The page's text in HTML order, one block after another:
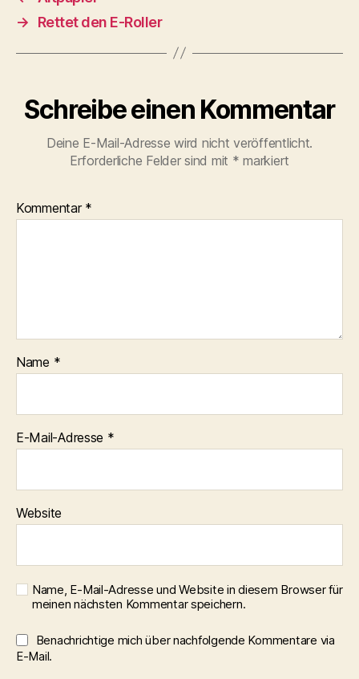
→
Rettet den E-Roller
Schreibe einen Kommentar
Deine E-Mail-Adresse wird nicht veröffentlicht.
Erforderliche Felder sind mit * markiert
Kommentar *
Name *
E-Mail-Adresse *
Website
Name, E-Mail-Adresse und Website in diesem Browser für
meinen nächsten Kommentar speichern.
Benachrichtige mich über nachfolgende Kommentare via
E-Mail.